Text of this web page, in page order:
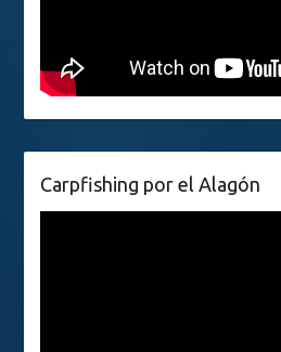
Carpfishing por el Alagón